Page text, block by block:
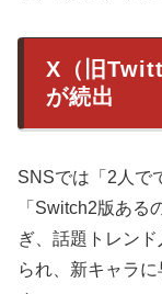
X（旧
が続出
SNSでは「2人で
「Switch2版ある
ぎ、話題トレン
られ、新キャラ